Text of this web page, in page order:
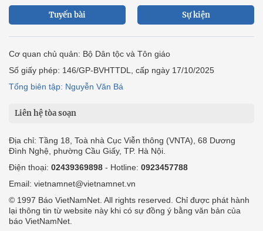
Tuyến bài Sự kiện
Cơ quan chủ quản: Bộ Dân tộc và Tôn giáo
Số giấy phép: 146/GP-BVHTTDL, cấp ngày 17/10/2025
Tổng biên tập: Nguyễn Văn Bá
Liên hệ tòa soạn
Địa chỉ: Tầng 18, Toà nhà Cục Viễn thông (VNTA), 68 Dương
Đình Nghệ, phường Cầu Giấy, TP. Hà Nội.
Điện thoại: 02439369898 - Hotline: 0923457788
Email: vietnamnet@vietnamnet.vn
© 1997 Báo VietNamNet. All rights reserved. Chỉ được phát hành
lại thông tin từ website này khi có sự đồng ý bằng văn bản của
báo VietNamNet.